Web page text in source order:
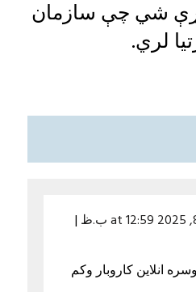
شي چې سازمان
لري.
|
انلاین کاروبار وکم